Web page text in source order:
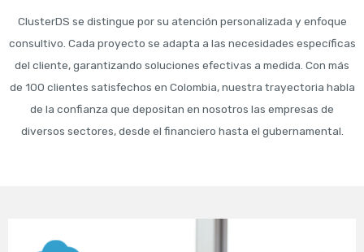
ClusterDS se distingue por su atención personalizada y enfoque
consultivo. Cada proyecto se adapta a las necesidades específicas
del cliente, garantizando soluciones efectivas a medida. Con más
de 100 clientes satisfechos en Colombia, nuestra trayectoria habla
de la confianza que depositan en nosotros las empresas de
diversos sectores, desde el financiero hasta el gubernamental.